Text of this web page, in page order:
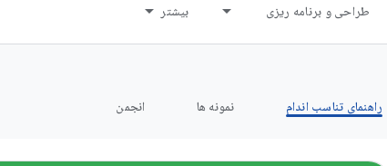
طراحی و برنامه ریزی بیشتر
راهنمای تناسب اندام نمونه ها انجمن